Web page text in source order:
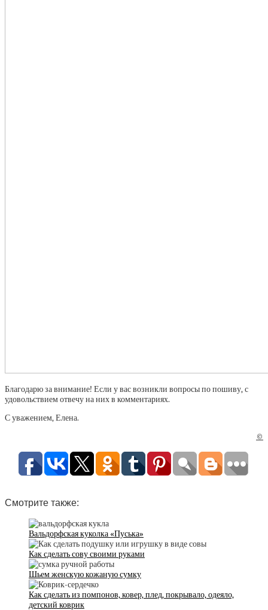
Благодарю за внимание! Если у вас возникли вопросы по пошиву, с
удовольствием отвечу на них в комментариях.
С уважением, Елена.
©
Смотрите также:
Вальдорфская куколка «Пуська»
Как сделать сову своими руками
Шьем женскую кожаную сумку
Как сделать из помпонов, ковер, плед, покрывало, одеяло,
детский коврик